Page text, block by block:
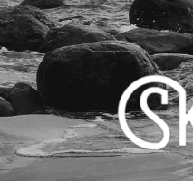
Siirry
sivun
sisältöön
Skene -